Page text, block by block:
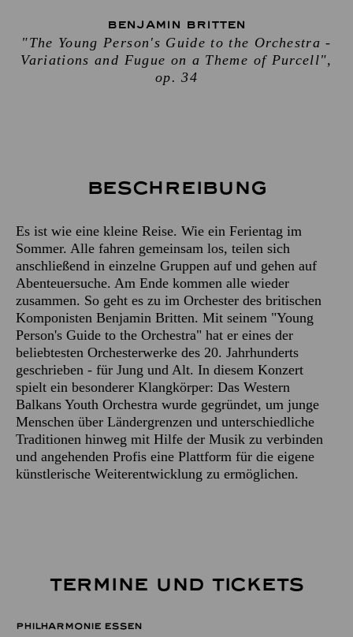
BENJAMIN BRITTEN
"The Young Person's Guide to the Orchestra -
Variations and Fugue on a Theme of Purcell",
op. 34
Beschreibung
Es ist wie eine kleine Reise. Wie ein Ferientag im
Sommer. Alle fahren gemeinsam los, teilen sich
anschließend in einzelne Gruppen auf und gehen auf
Abenteuersuche. Am Ende kommen alle wieder
zusammen. So geht es zu im Orchester des britischen
Komponisten Benjamin Britten. Mit seinem "Young
Person's Guide to the Orchestra" hat er eines der
beliebtesten Orchesterwerke des 20. Jahrhunderts
geschrieben - für Jung und Alt. In diesem Konzert
spielt ein besonderer Klangkörper: Das Western
Balkans Youth Orchestra wurde gegründet, um junge
Menschen über Ländergrenzen und unterschiedliche
Traditionen hinweg mit Hilfe der Musik zu verbinden
und angehenden Profis eine Plattform für die eigene
künstlerische Weiterentwicklung zu ermöglichen.
TERMINE UND TICKETS
PHILHARMONIE ESSEN